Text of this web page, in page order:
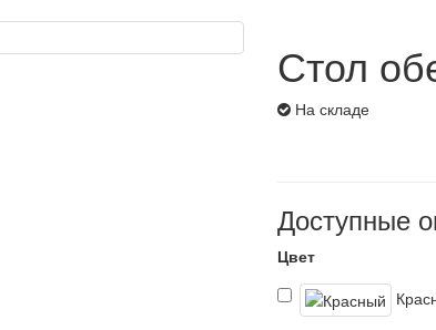
Стол
На складе
Доступные
Цвет